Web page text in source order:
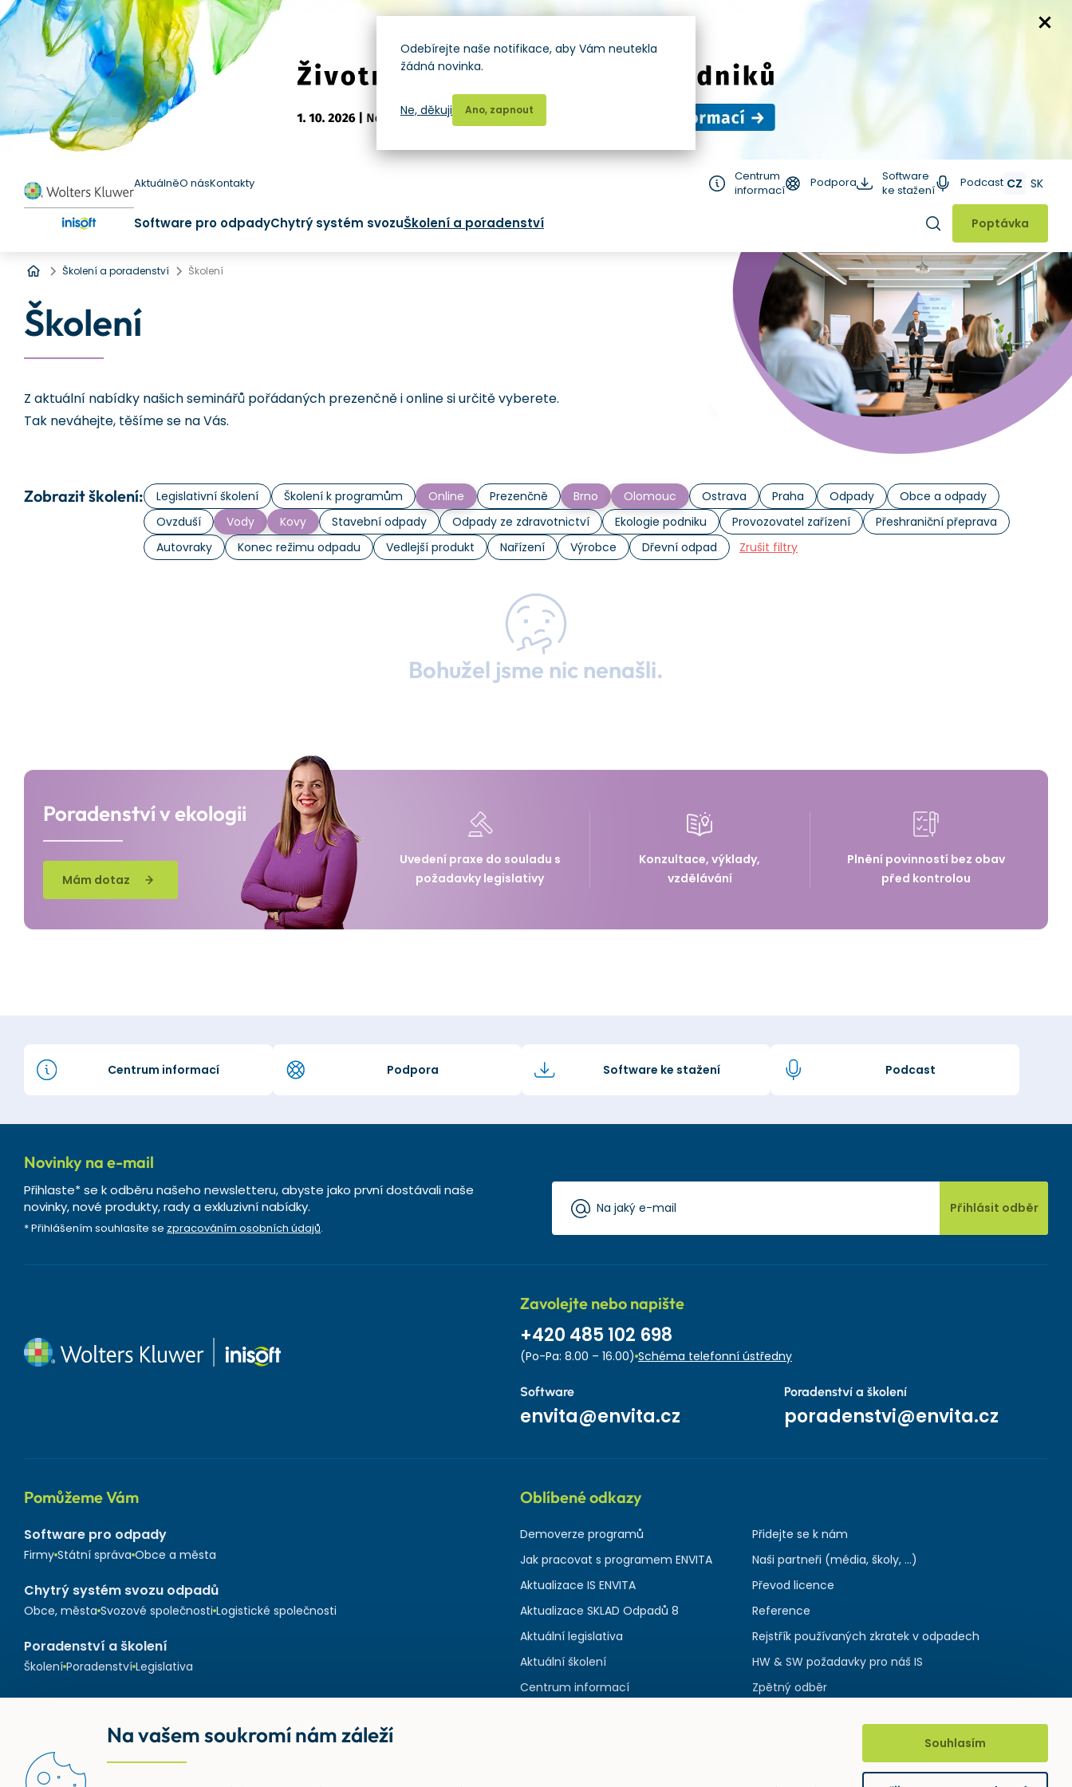
AktuálněO násKontakty
Centrum
informací
Podpora
Software
ke stažení
Podcast CZ SK
Software pro odpadyChytrý systém svozuŠkolení a poradenství Hledat
Poptávka
Úvod
Školení a poradenství Školení
Školení
Z aktuální nabídky našich seminářů pořádaných prezenčně i online si určitě vyberete.
Tak neváhejte, těšíme se na Vás.
Zobrazit školení: Legislativní školení Školení k programům Online Prezenčně Brno Olomouc Ostrava Praha Odpady
Obce a odpady
Ovzduší
Vody Kovy Stavební odpady Odpady ze zdravotnictví Ekologie podniku Provozovatel zařízení
Přeshraniční přeprava
Autovraky
Konec režimu odpadu Vedlejší produkt Nařízení Výrobce Dřevní odpad Zrušit filtry
Bohužel jsme nic nenašli.
Poradenství v ekologii
Mám dotaz
Uvedení praxe do souladu s
požadavky legislativy
Konzultace, výklady,
vzdělávání
Plnění povinností bez obav
před kontrolou
Centrum informací Podpora Software ke stažení Podcast
Novinky na e-mail
Přihlaste* se k odběru našeho newsletteru, abyste jako první dostávali naše
novinky, nové produkty, rady a exkluzivní nabídky.
* Přihlášením souhlasíte se zpracováním osobních údajů.
Přihlásit odběr
Zavolejte nebo napište
+420 485 102 698
(Po-Pa: 8.00 – 16.00) Schéma telefonní ústředny
Software
envita@envita.cz
Poradenství a školení
poradenstvi@envita.cz
Pomůžeme Vám
Software pro odpady
Firmy Státní správa Obce a města
Chytrý systém svozu odpadů
Obce, města Svozové společnosti Logistické společnosti
Poradenství a školení
Školení Poradenství Legislativa
Oblíbené odkazy
Demoverze programů
Jak pracovat s programem ENVITA
Aktualizace IS ENVITA
Aktualizace SKLAD Odpadů 8
Aktuální legislativa
Aktuální školení
Centrum informací
Přidejte se k nám
Naši partneři (média, školy, ...)
Převod licence
Reference
Rejstřík používaných zkratek v odpadech
HW & SW požadavky pro náš IS
Zpětný odběr
Odebírejte naše notifikace, aby Vám neutekla
žádná novinka.
Ano, zapnout
Ne, děkuji
Na vašem soukromí nám záleží Souhlasím